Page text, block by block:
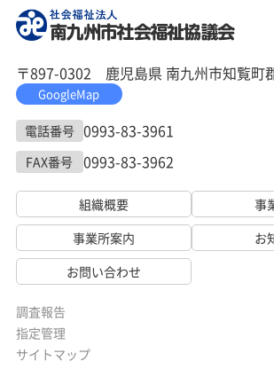
〒897-0302 鹿児島県 南九州市知覧町
GoogleMap
電話番号 0993-83-3961
FAX番号 0993-83-3962
組織概要
事
事業所案内
お
お問い合わせ
調査報告
指定管理
サイトマップ